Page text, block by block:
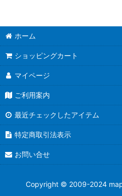
並び順:
ホーム
ショッピングカート
マイページ
ご利用案内
最近チェックしたアイテム
特定商取引法表示
お問い合せ
Copyright © 2009-2024